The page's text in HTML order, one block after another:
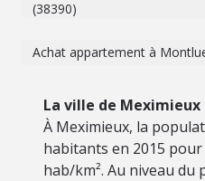
(38390)
Achat appartement à
La ville de Meximieux
À Meximieux, la
habitants en 2015
hab/km². Au niveau du